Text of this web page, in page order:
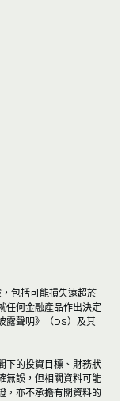
包括可能損失遠超於
任何金融產品作出決定
露聲明》（DS）及其
下的投資目標、財務狀
無誤，但相關資料可能
，亦不承擔有關資料的